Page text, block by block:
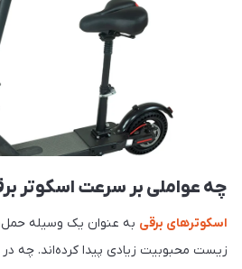
چه عواملی بر سرعت اسکوتر
اسکوترهای برقی به عنوان یک وسیله
زیست محبوبیت زیادی پیدا کرده‌اند. چه در